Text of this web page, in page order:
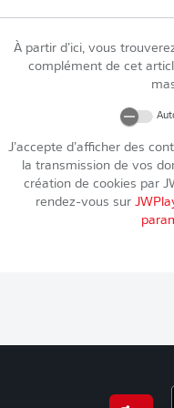
À partir d’ici, vous
complément de cet
J’accepte d’afficher des
la transmission de vos
création de cookies par
rendez-vous sur